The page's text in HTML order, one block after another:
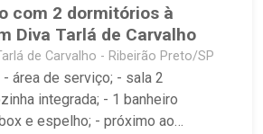
com 2 dormitórios à
Diva Tarlá de Carvalho
de Carvalho - Ribeirão Preto/SP
área de serviço; - sala 2
integrada; - 1 banheiro
e espelho; - próximo ao